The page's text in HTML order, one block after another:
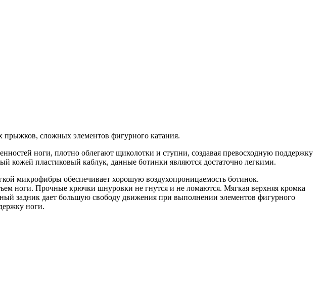
сложных элементов фигурного катания.
ноги, плотно облегают щиколотки и ступни, создавая превосходную поддержку
кожей пластиковый каблук, данные ботинки являются достаточно легкими.
микрофибры обеспечивает хорошую воздухопроницаемость ботинок.
ноги. Прочные крючки шнуровки не гнутся и не ломаются. Мягкая верхняя кромка
задник дает большую свободу движения при выполнении элементов фигурного
ноги.